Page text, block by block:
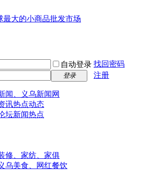
最大的小商品批发市场
自动登录 找回密码
登录 注册
闻、义乌新闻网
讯热点动态
坛新闻热点
修、家纺、家俱
乌美食、网红餐饮